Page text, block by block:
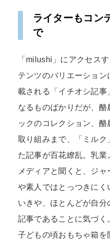
ライターもコン
で
「milushi」にアクセス
テンツのバリエーショ
載される「イチオシ記事
なるものばかりだが、
ックのコレクション、
取り組みまで、「ミルク
た記事が百花繚乱。乳
メディアと聞くと、ジ
や素人ではとっつきに
いきや、ほとんどが自
記事であることに気づく
子どもの頃おもちゃ箱